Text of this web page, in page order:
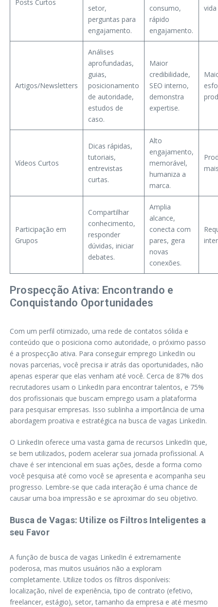
Posts Curtos
setor,
perguntas para
engajamento.
consumo,
rápido
engajamento.
Artigos/Newsletters
Análises
aprofundadas,
guias,
posicionamento
de autoridade,
estudos de
caso.
Maior
credibilidade,
SEO interno,
demonstra
expertise.
Vídeos Curtos
Dicas rápidas,
tutoriais,
entrevistas
curtas.
Alto
engajamento,
memorável,
humaniza a
marca.
Participação em
Grupos
Compartilhar
conhecimento,
responder
dúvidas, iniciar
debates.
Amplia
alcance,
conecta com
pares, gera
novas
conexões.
Prospecção Ativa: Encontrando e
Conquistando Oportunidades
Com um perfil otimizado, uma rede de contatos sólida e
conteúdo que o posiciona como autoridade, o próximo passo
é a prospecção ativa. Para conseguir emprego LinkedIn ou
novas parcerias, você precisa ir atrás das oportunidades, não
apenas esperar que elas venham até você. Cerca de 87% dos
recrutadores usam o LinkedIn para encontrar talentos, e 75%
dos profissionais que buscam emprego usam a plataforma
para pesquisar empresas. Isso sublinha a importância de uma
abordagem proativa e estratégica na busca de vagas LinkedIn.
O LinkedIn oferece uma vasta gama de recursos LinkedIn que,
se bem utilizados, podem acelerar sua jornada profissional. A
chave é ser intencional em suas ações, desde a forma como
você pesquisa até como você se apresenta e acompanha seu
progresso. Lembre-se que cada interação é uma chance de
causar uma boa impressão e se aproximar do seu objetivo.
Busca de Vagas: Utilize os Filtros Inteligentes a
seu Favor
A função de busca de vagas LinkedIn é extremamente
poderosa, mas muitos usuários não a exploram
completamente. Utilize todos os filtros disponíveis:
localização, nível de experiência, tipo de contrato (efetivo,
freelancer, estágio), setor, tamanho da empresa e até mesmo